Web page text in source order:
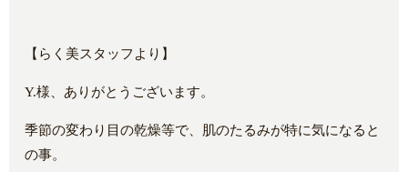
【らく美スタッフより】
Y.様、ありがとうございます。
季節の変わり目の乾燥等で、肌のたるみが特に気になると
の事。